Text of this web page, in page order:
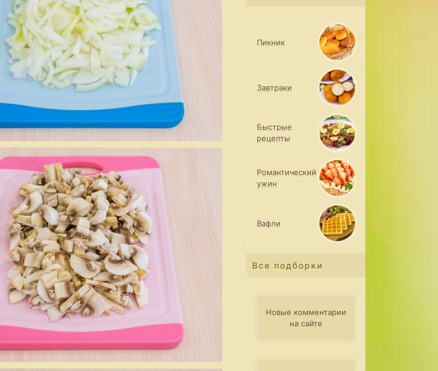
Пикник
Завтраки
Быстрые
рецепты
Романтический
ужин
Вафли
Все подборки
Новые комментарии
на сайте